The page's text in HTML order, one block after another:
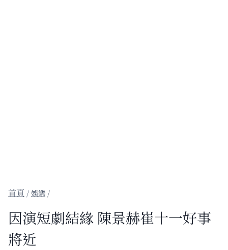
/娛樂 /
因演短劇結緣 陳景赫崔十一好事
將近